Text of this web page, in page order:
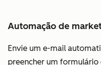
Automação de
Envie um e-mail
preencher um formulário